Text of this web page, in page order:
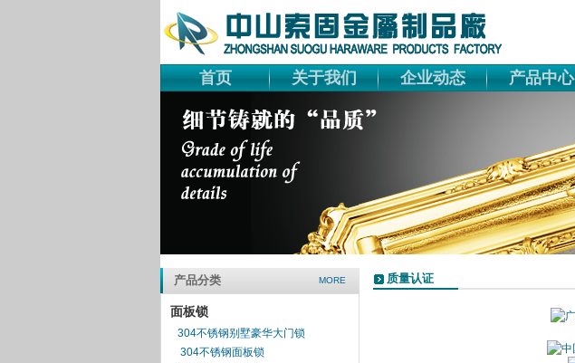
首页 关于我们 企业动态 产品中心
产品分类 MORE
面板锁
304不锈钢别墅豪华大门锁
304不锈钢面板锁
质量认证